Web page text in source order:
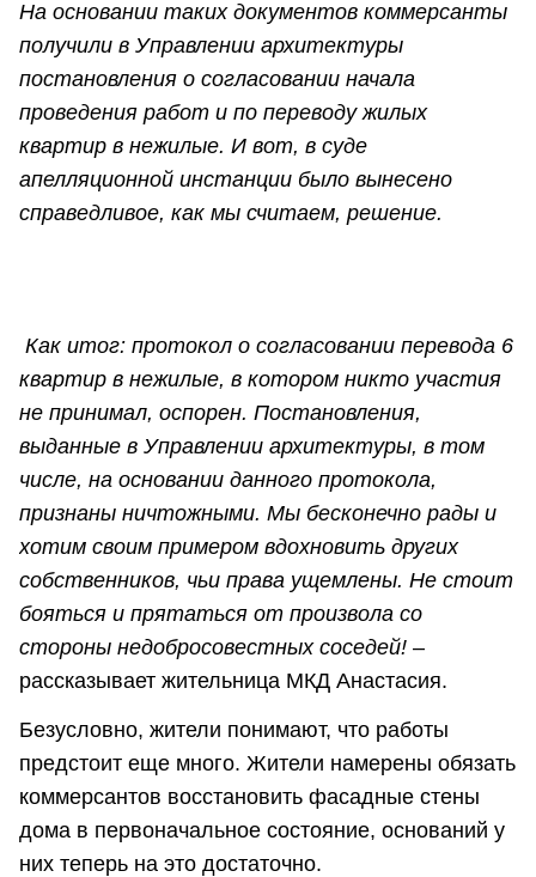
На основании таких документов коммерсанты
получили в Управлении архитектуры
постановления о согласовании начала
проведения работ и по переводу жилых
квартир в нежилые. И вот, в суде
апелляционной инстанции было вынесено
справедливое, как мы считаем, решение.
Как итог: протокол о согласовании перевода 6
квартир в нежилые, в котором никто участия
не принимал, оспорен. Постановления,
выданные в Управлении архитектуры, в том
числе, на основании данного протокола,
признаны ничтожными. Мы бесконечно рады и
хотим своим примером вдохновить других
собственников, чьи права ущемлены. Не стоит
бояться и прятаться от произвола со
стороны недобросовестных соседей! –
рассказывает жительница МКД Анастасия.
Безусловно, жители понимают, что работы
предстоит еще много. Жители намерены обязать
коммерсантов восстановить фасадные стены
дома в первоначальное состояние, оснований у
них теперь на это достаточно.